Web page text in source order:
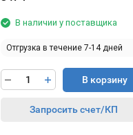
В наличии у поставщика
Отгрузка в течение 7-14 дней
В корзину
Запросить счет/КП